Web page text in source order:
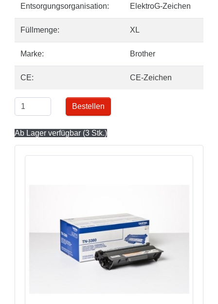
Entsorgungsorganisation: ElektroG-Zeichen
Füllmenge: XL
Marke: Brother
CE: CE-Zeichen
Bestellen
Ab Lager verfügbar (3 Stk.)